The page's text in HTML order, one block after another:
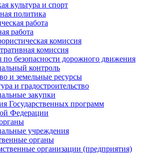
культура и спорт
политика
работа
работа
комиссия
комиссия
по безопасности дорожного движения
контроль
и земельные ресурсы
и градостроительство
закупки
Государственных программ
Федерации
учреждения
органы
организации (предприятия)